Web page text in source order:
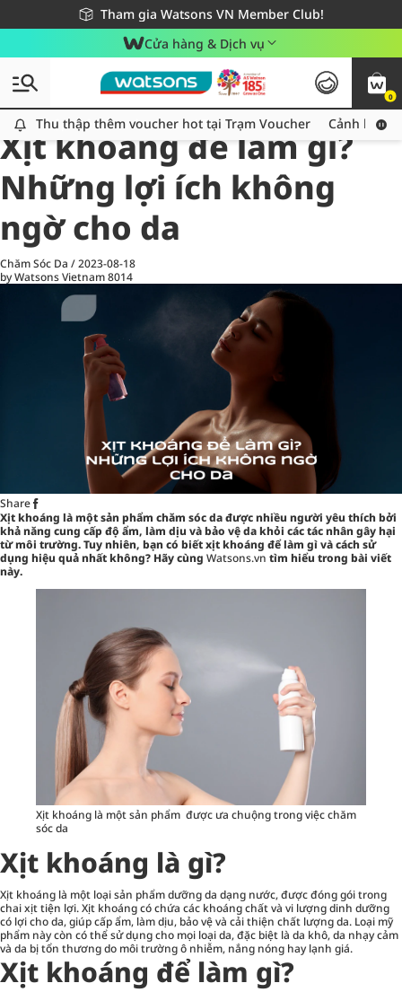
Tham gia Watsons VN Member Club!
Miễn phí giao hàng cho đơn hàng từ 249,000Đ
Giao hàng nhanh 24h - Áp dụng khu vực TP. Hồ Chí Minh
Cửa hàng & Dịch vụ
0
Thu thập thêm voucher hot tại Trạm Voucher
Thu thập thêm voucher hot tại Trạm Voucher Cảnh báo
All
Chăm Sóc Cá Nhân
Xịt khoáng để làm gì?
Những lợi ích không
ngờ cho da
Chăm Sóc Da /2023-08-18
by Watsons Vietnam8014
Share
Xịt khoáng là một sản phẩm chăm sóc da được nhiều người yêu thích bởi
khả năng cung cấp độ ẩm, làm dịu và bảo vệ da khỏi các tác nhân gây hại
từ môi trường. Tuy nhiên, bạn có biết xịt khoáng để làm gì và cách sử
dụng hiệu quả nhất không? Hãy cùng Watsons.vn tìm hiểu trong bài viết
này.
Xịt khoáng là một sản phẩm được ưa chuộng trong việc chăm
sóc da
Xịt khoáng là gì?
Xịt khoáng là một loại sản phẩm dưỡng da dạng nước, được đóng gói trong
chai xịt tiện lợi. Xịt khoáng có chứa các khoáng chất và vi lượng dinh dưỡng
có lợi cho da, giúp cấp ẩm, làm dịu, bảo vệ và cải thiện chất lượng da. Loại mỹ
phẩm này còn có thể sử dụng cho mọi loại da, đặc biệt là da khô, da nhạy cảm
và da bị tổn thương do môi trường ô nhiễm, nắng nóng hay lạnh giá.
Xịt khoáng để làm gì?